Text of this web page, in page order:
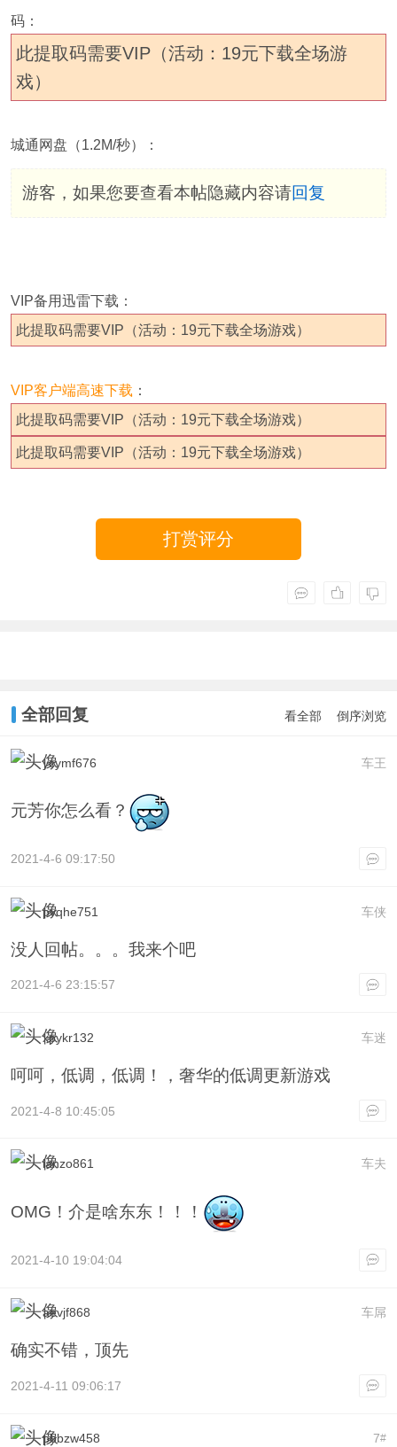
码：
此提取码需要VIP（活动：19元下载全场游
戏）
城通网盘（1.2M/秒）：
游客，如果您要查看本帖隐藏内容请回复
VIP备用迅雷下载：
此提取码需要VIP（活动：19元下载全场游戏）
VIP客户端高速下载 ：
此提取码需要VIP（活动：19元下载全场游戏）
此提取码需要VIP（活动：19元下载全场游戏）
打赏评分
全部回复 看全部 倒序浏览
车王
ycymf676
元芳你怎么看？
2021-4-6 09:17:50
车侠
pvqhe751
没人回帖。。。我来个吧
2021-4-6 23:15:57
车迷
xpykr132
呵呵，低调，低调！，奢华的低调更新游戏
2021-4-8 10:45:05
车夫
ianzo861
OMG！介是啥东东！！！
2021-4-10 19:04:04
车屌
aevjf868
确实不错，顶先
2021-4-11 09:06:17
7#
pbbzw458